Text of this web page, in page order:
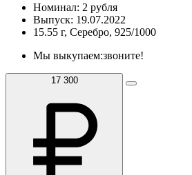
Номинал: 2 рубля
Выпуск: 19.07.2022
15.55 г, Серебро, 925/1000
Мы выкупаем:звоните!
17 300